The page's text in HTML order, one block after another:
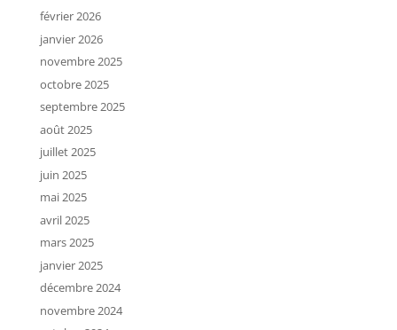
février 2026
janvier 2026
novembre 2025
octobre 2025
septembre 2025
août 2025
juillet 2025
juin 2025
mai 2025
avril 2025
mars 2025
janvier 2025
décembre 2024
novembre 2024